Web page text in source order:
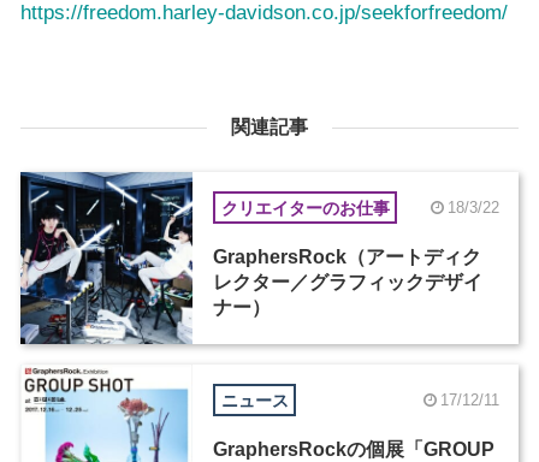
https://freedom.harley-davidson.co.jp/seekforfreedom/
関連記事
クリエイターのお仕事 18/3/22
GraphersRock（アートディク
レクター／グラフィックデザイ
ナー）
ニュース 17/12/11
GraphersRockの個展「GROUP